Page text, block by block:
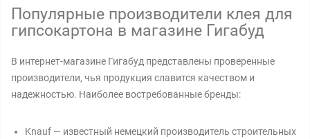
Популярные производители клея для
гипсокартона в магазине Гигабуд
В интернет-магазине Гигабуд представлены проверенные
производители, чья продукция славится качеством и
надежностью. Наиболее востребованные бренды:
Knauf — известный немецкий производитель строительных